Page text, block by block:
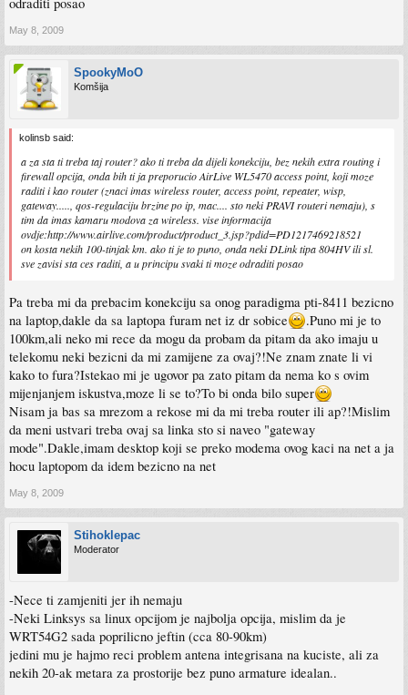
May 8, 2009
SpookyMoO
Komšija
kolinsb said:
a za sta ti treba taj router? ako ti treba da dijeli konekciju, bez nekih extra routing i
firewall opcija, onda bih ti ja preporucio AirLive WL5470 access point, koji moze
raditi i kao router (znaci imas wireless router, access point, repeater, wisp,
gateway....., qos-regulaciju brzine po ip, mac.... sto neki PRAVI routeri nemaju), s
tim da imas kamaru modova za wireless. vise informacija
ovdje:http://www.airlive.com/product/product_3.jsp?pdid=PD1217469218521
on kosta nekih 100-tinjak km. ako ti je to puno, onda neki DLink tipa 804HV ili sl.
sve zavisi sta ces raditi, a u principu svaki ti moze odraditi posao
Pa treba mi da prebacim konekciju sa onog paradigma pti-8411 bezicno
na laptop,dakle da sa laptopa furam net iz dr sobice
.Puno mi je to
100km,ali neko mi rece da mogu da probam da pitam da ako imaju u
telekomu neki bezicni da mi zamijene za ovaj?!Ne znam znate li vi
kako to fura?Istekao mi je ugovor pa zato pitam da nema ko s ovim
mijenjanjem iskustva,moze li se to?To bi onda bilo super
Nisam ja bas sa mrezom a rekose mi da mi treba router ili ap?!Mislim
da meni ustvari treba ovaj sa linka sto si naveo "gateway
mode".Dakle,imam desktop koji se preko modema ovog kaci na net a ja
hocu laptopom da idem bezicno na net
May 8, 2009
Stihoklepac
Moderator
-Nece ti zamjeniti jer ih nemaju
-Neki Linksys sa linux opcijom je najbolja opcija, mislim da je
WRT54G2 sada poprilicno jeftin (cca 80-90km)
jedini mu je hajmo reci problem antena integrisana na kuciste, ali za
nekih 20-ak metara za prostorije bez puno armature idealan..